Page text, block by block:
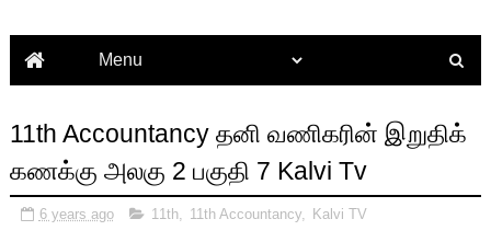
11th Accountancy தனி வணிகரின் இறுதிக்
கணக்கு அலகு 2 பகுதி 7 Kalvi Tv
6 years ago 11th, 11th Accountancy, Kalvi TV